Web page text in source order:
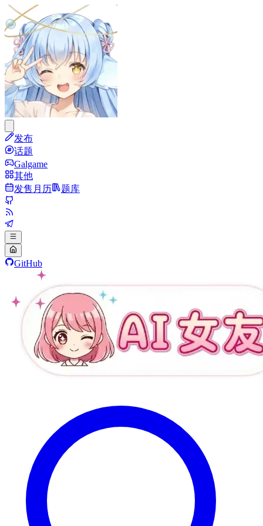
发布
话题
Galgame
其他
发售月历
题库
GitHub